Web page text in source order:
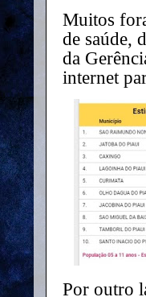
Muitos
de saúde,
da
internet
Por outro